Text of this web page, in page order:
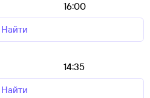
16:00
Найти
14:35
Найти